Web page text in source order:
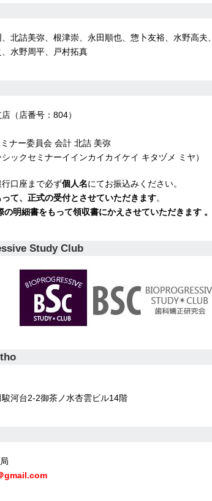
北詰美弥、根津崇、永田順也、惣卜友裕、水野高夫、
水野周平、戸村拓真
（店番号：804）
ナー委員会 会計 北詰 美弥
シックセミナーイインカイカイケイ キタヅメ ミヤ）
口座まで必ず個人名にてお振込みください。
て、正式の受付とさせていただきます。
の明細書をもって領収書にかえさせていただきます 。
Study Club
河台2-2御茶ノ水杏雲ビル14階
gmail.com